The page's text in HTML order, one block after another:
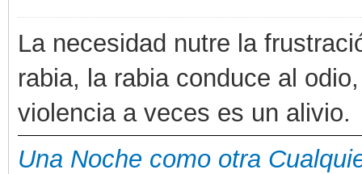
La necesidad nutre la
rabia, la rabia conduce al
violencia a veces es un alivio.
Una Noche como otra